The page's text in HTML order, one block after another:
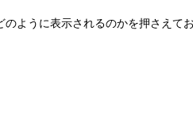
ように表示されるのかを押さえ